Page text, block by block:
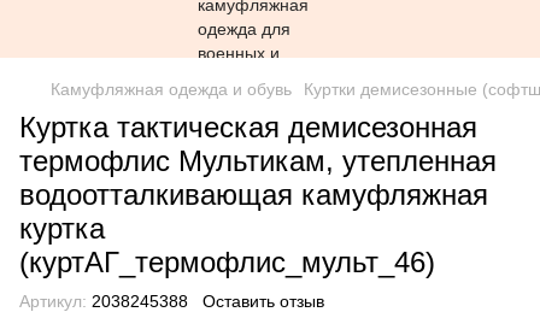
Камуфляжная одежда и обувь Куртки демисезонные
Куртка тактическая демисезонная
термофлис Мультикам, утепленная
водоотталкивающая камуфляжная
куртка
(куртАГ_термофлис_мульт_46)
Артикул: 2038245388 Оставить отзыв